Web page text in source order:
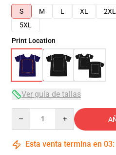
S
M L XL 2XL
5XL
Print Location
Ver guía de tallas
Esta venta termina en 03: